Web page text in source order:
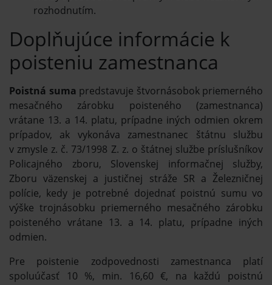
rozhodnutím.
Doplňujúce informácie k
poisteniu zamestnanca
Poistná suma predstavuje štvornásobok priemerného
mesačného zárobku poisteného (zamestnanca)
vrátane 13. a 14. platu, prípadne iných odmien okrem
prípadov, ak vykonáva zamestnanec štátnu službu
v zmysle z. č. 73/1998 Z. z. o štátnej službe príslušníkov
Policajného zboru, Slovenskej informačnej služby,
Zboru väzenskej a justičnej stráže SR a Železničnej
polície, kedy je potrebné dojednať poistnú sumu vo
výške trojnásobku priemerného mesačného zárobku
poisteného vrátane 13. a 14. platu, prípadne iných
odmien.
Pre poistenie zodpovednosti zamestnanca platí
spoluúčasť 10 %, min. 16,60 €, na každú poistnú